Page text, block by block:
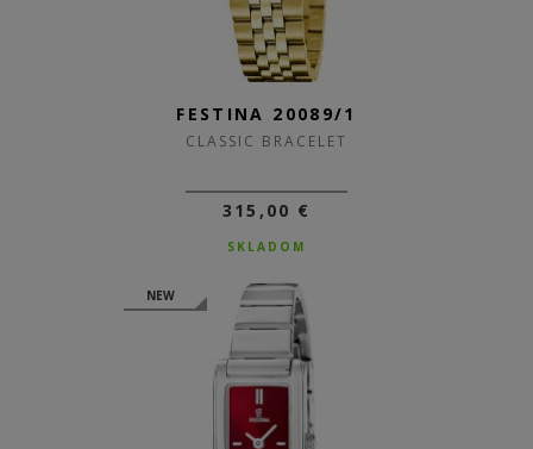
FESTINA 20089/1
CLASSIC BRACELET
315,00 €
SKLADOM
NEW